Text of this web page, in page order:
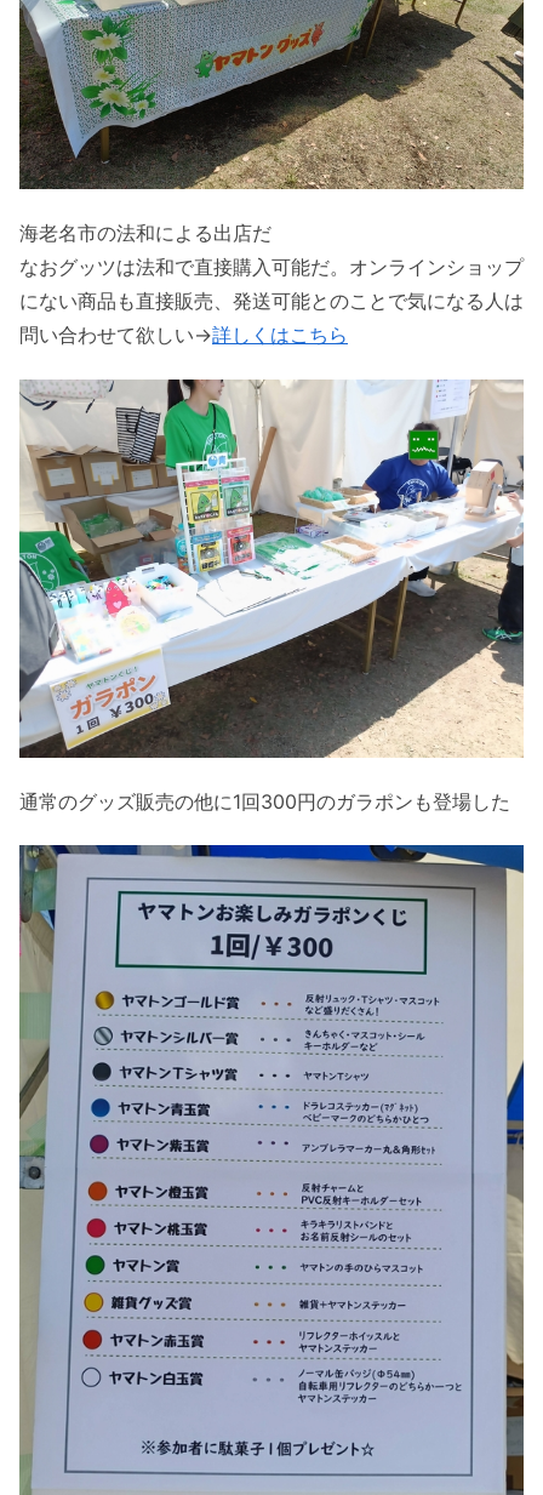
海老名市の法和による出店だ
なおグッツは法和で直接購入可能だ。オンラインショップ
にない商品も直接販売、発送可能とのことで気になる人は
問い合わせて欲しい→詳しくはこちら
通常のグッズ販売の他に1回300円のガラポンも登場した